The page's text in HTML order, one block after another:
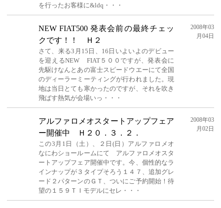
を行ったお客様に&ldq・・・
NEW FIAT500 発表会前の最終チェッ
クです！！ Ｈ２
さて、来る3月15日、16日いよいよのデビュー
を迎えるNEW FIAT５００ですが、発表会に
先駆けなんとあの富士スピードウエーにて全国
のディーラーミーティングが行われました。現
地は当日とても寒かったのですが、それを吹き
飛ばす熱気が会場いっ・・・
2008年03
月04日
アルファロメオスタートアップフェア
ー開催中 Ｈ２０．３．２．
この3月1日（土）、２日(日）アルファロメオ
なにわショールームにて アルファロメオスタ
ートアップフェア開催中です。今、個性的なラ
インナップが３タイプそろう１４７、追加グレ
ード２パターンのＧＴ、ついにご予約開始！待
望の１５９ＴＩモデルにセレ・・・
2008年03
月02日